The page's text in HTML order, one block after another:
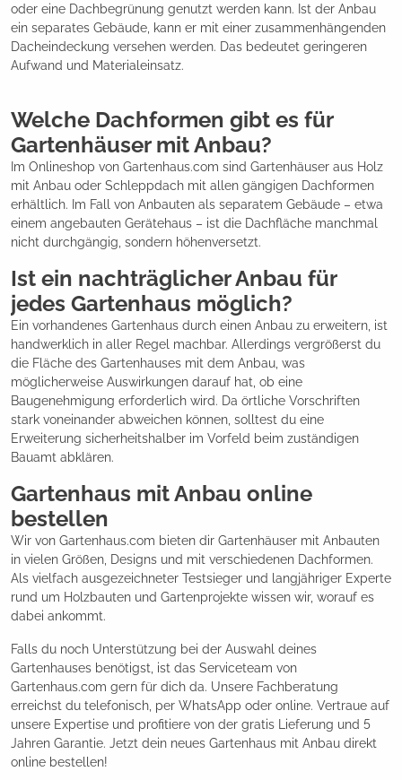
oder eine Dachbegrünung genutzt werden kann. Ist der Anbau
ein separates Gebäude, kann er mit einer zusammenhängenden
Dacheindeckung versehen werden. Das bedeutet geringeren
Aufwand und Materialeinsatz.
Welche Dachformen gibt es für
Gartenhäuser mit Anbau?
Im Onlineshop von Gartenhaus.com sind Gartenhäuser aus Holz
mit Anbau oder Schleppdach mit allen gängigen Dachformen
erhältlich. Im Fall von Anbauten als separatem Gebäude – etwa
einem angebauten Gerätehaus – ist die Dachfläche manchmal
nicht durchgängig, sondern höhenversetzt.
Ist ein nachträglicher Anbau für
jedes Gartenhaus möglich?
Ein vorhandenes Gartenhaus durch einen Anbau zu erweitern, ist
handwerklich in aller Regel machbar. Allerdings vergrößerst du
die Fläche des Gartenhauses mit dem Anbau, was
möglicherweise Auswirkungen darauf hat, ob eine
Baugenehmigung erforderlich wird. Da örtliche Vorschriften
stark voneinander abweichen können, solltest du eine
Erweiterung sicherheitshalber im Vorfeld beim zuständigen
Bauamt abklären.
Gartenhaus mit Anbau online
bestellen
Wir von Gartenhaus.com bieten dir Gartenhäuser mit Anbauten
in vielen Größen, Designs und mit verschiedenen Dachformen.
Als vielfach ausgezeichneter Testsieger und langjähriger Experte
rund um Holzbauten und Gartenprojekte wissen wir, worauf es
dabei ankommt.
Falls du noch Unterstützung bei der Auswahl deines
Gartenhauses benötigst, ist das Serviceteam von
Gartenhaus.com gern für dich da. Unsere Fachberatung
erreichst du telefonisch, per WhatsApp oder online. Vertraue auf
unsere Expertise und profitiere von der gratis Lieferung und 5
Jahren Garantie. Jetzt dein neues Gartenhaus mit Anbau direkt
online bestellen!